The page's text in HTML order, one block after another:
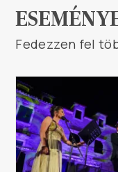
Mit kell tenni?
Multimédia
Safe in Dalmatia
Fedezzen fel